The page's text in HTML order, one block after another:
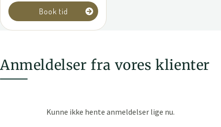
Book tid
Anmeldelser fra vores klienter